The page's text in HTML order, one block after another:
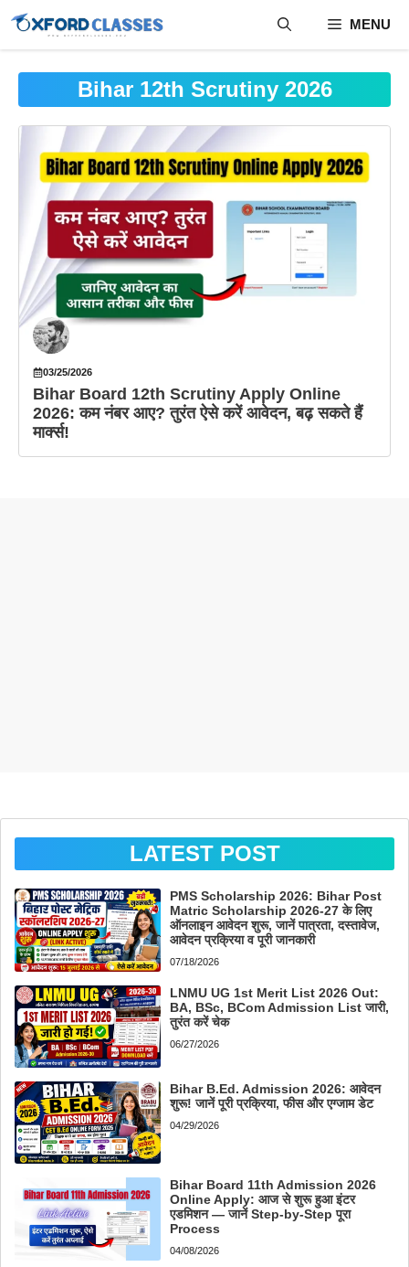
content
MENU
Bihar 12th Scrutiny 2026
03/25/2026
Bihar Board 12th Scrutiny Apply Online
2026: कम नंबर आए? तुरंत ऐसे करें आवेदन, बढ़ सकते हैं
मार्क्स!
LATEST POST
PMS Scholarship 2026: Bihar Post
Matric Scholarship 2026-27 के लिए
ऑनलाइन आवेदन शुरू, जानें पात्रता, दस्तावेज,
आवेदन प्रक्रिया व पूरी जानकारी
07/18/2026
LNMU UG 1st Merit List 2026 Out:
BA, BSc, BCom Admission List जारी,
तुरंत करें चेक
06/27/2026
Bihar B.Ed. Admission 2026: आवेदन
शुरू! जानें पूरी प्रक्रिया, फीस और एग्जाम डेट
04/29/2026
Bihar Board 11th Admission 2026
Online Apply: आज से शुरू हुआ इंटर
एडमिशन — जानें Step-by-Step पूरा
Process
04/08/2026